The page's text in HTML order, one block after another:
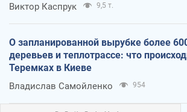
Виктор Каспрук 9,5 т.
О запланированной вырубке более
деревьев и теплотрассе: что
Теремках в Киеве
Владислав Самойленко 954